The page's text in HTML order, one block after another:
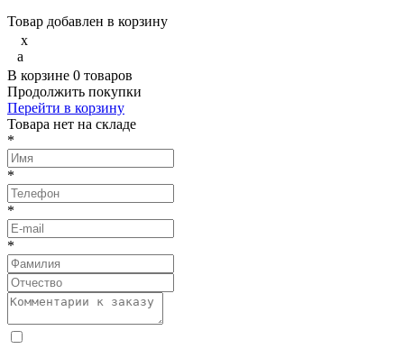
Товар добавлен в корзину
x
a
В корзине 0 товаров
Продолжить покупки
Перейти в корзину
Товарa нет на складе
*
*
*
*